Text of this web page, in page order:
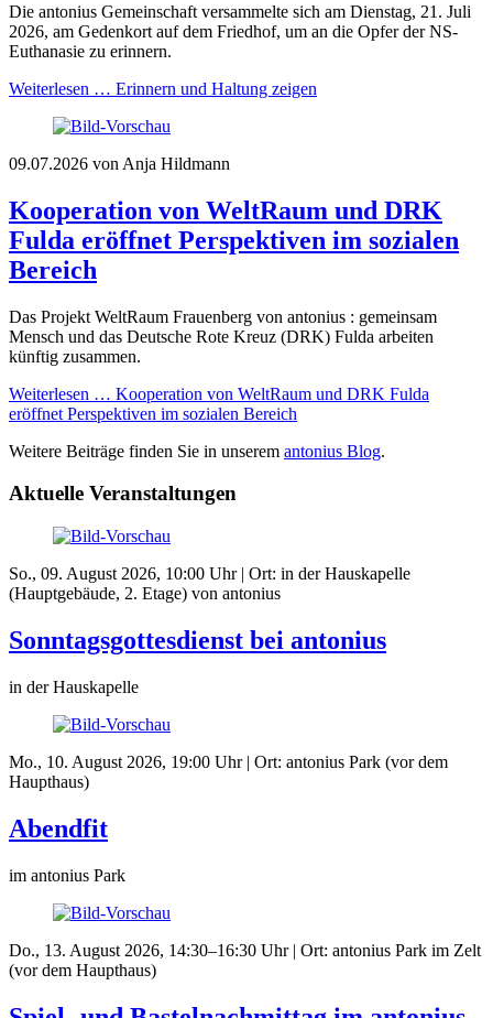
Die antonius Gemeinschaft versammelte sich am Dienstag, 21. Juli
2026, am Gedenkort auf dem Friedhof, um an die Opfer der NS-
Euthanasie zu erinnern.
Weiterlesen … Erinnern und Haltung zeigen
09.07.2026 von Anja Hildmann
Kooperation von WeltRaum und DRK
Fulda eröffnet Perspektiven im sozialen
Bereich
Das Projekt WeltRaum Frauenberg von antonius : gemeinsam
Mensch und das Deutsche Rote Kreuz (DRK) Fulda arbeiten
künftig zusammen.
Weiterlesen … Kooperation von WeltRaum und DRK Fulda
eröffnet Perspektiven im sozialen Bereich
Weitere Beiträge finden Sie in unserem antonius Blog.
Aktuelle Veranstaltungen
So., 09. August 2026, 10:00 Uhr | Ort: in der Hauskapelle
(Hauptgebäude, 2. Etage) von antonius
Sonntagsgottesdienst bei antonius
in der Hauskapelle
Mo., 10. August 2026, 19:00 Uhr | Ort: antonius Park (vor dem
Haupthaus)
Abendfit
im antonius Park
Do., 13. August 2026, 14:30–16:30 Uhr | Ort: antonius Park im Zelt
(vor dem Haupthaus)